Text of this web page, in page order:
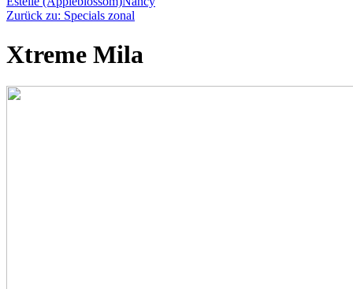
Zurück zu: Specials zonal
Xtreme Mila